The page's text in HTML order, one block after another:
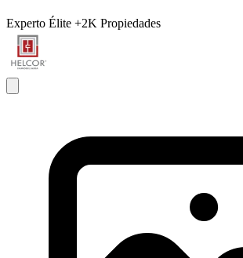
Experto Élite +2K Propiedades